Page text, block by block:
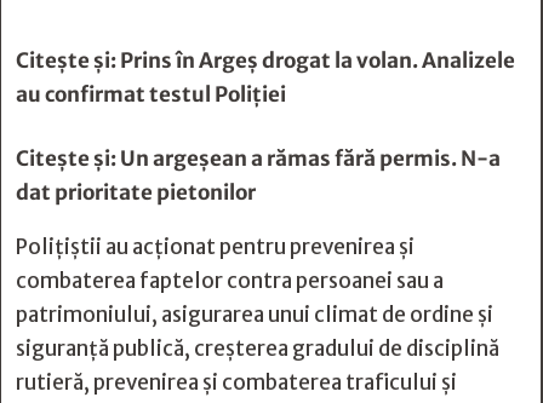
Citește și:Prins în Argeș drogat la volan. Analizele
au confirmat testul Poliției
Citește și:Un argeșean a rămas fără permis. N-a
dat prioritate pietonilor
Polițiștii au acționat pentru prevenirea și
combaterea faptelor contra persoanei sau a
patrimoniului, asigurarea unui climat de ordine și
siguranță publică, creșterea gradului de disciplină
rutieră, prevenirea și combaterea traficului și